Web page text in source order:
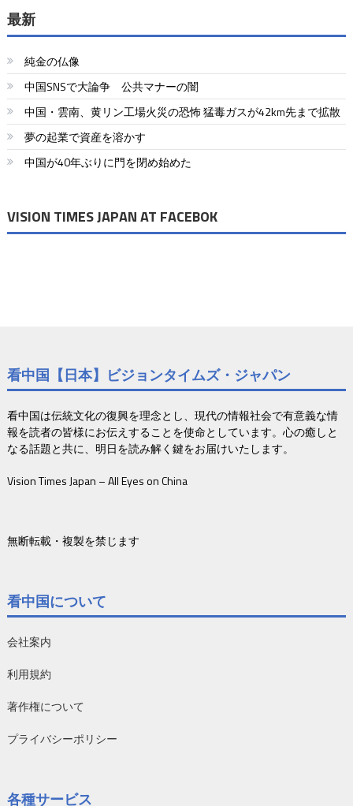
ナ
ビ
ゲ
ー
シ
ョ
最新
純金の仏像
中国SNSで大論争 公共マナーの闇
中国・雲南、黄リン工場火災の恐怖 猛毒ガスが42km先まで拡散
夢の起業で資産を溶かす
中国が40年ぶりに門を閉め始めた
VISION TIMES JAPAN AT FACEBOK
看中国【日本】ビジョンタイムズ・ジャパン
看中国は伝統文化の復興を理念とし、現代の情報社会で有意義な情
報を読者の皆様にお伝えすることを使命としています。心の癒しと
なる話題と共に、明日を読み解く鍵をお届けいたします。
Vision Times Japan – All Eyes on China
無断転載・複製を禁じます
看中国について
会社案内
利用規約
著作権について
プライバシーポリシー
各種サービス